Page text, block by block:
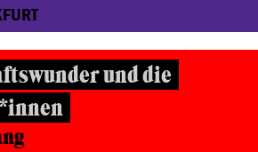
und die